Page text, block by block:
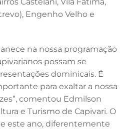
Engenho Velho e
na nossa programação
possam se
dominicais. É
para exaltar a nossa
comentou Edmilson
e Turismo de Capivari. O
este ano, diferentemente